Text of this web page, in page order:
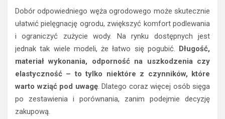
Dobór odpowiedniego węża ogrodowego może skutecznie
ułatwić pielęgnację ogrodu, zwiększyć komfort podlewania
i ograniczyć zużycie wody. Na rynku dostępnych jest
jednak tak wiele modeli, że łatwo się pogubić. Długość,
materiał wykonania, odporność na uszkodzenia czy
elastyczność – to tylko niektóre z czynników, które
warto wziąć pod uwagę. Dlatego coraz więcej osób sięga
po zestawienia i porównania, zanim podejmie decyzję
zakupową.